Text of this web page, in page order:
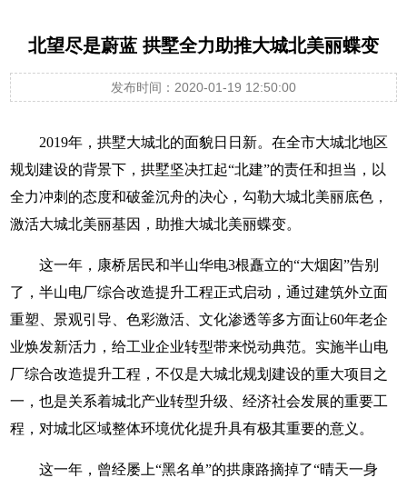
北望尽是蔚蓝 拱墅全力助推大城北美丽蝶变
发布时间：2020-01-19 12:50:00
2019年，拱墅大城北的面貌日日新。在全市大城北地区
规划建设的背景下，拱墅坚决扛起“北建”的责任和担当，以
全力冲刺的态度和破釜沉舟的决心，勾勒大城北美丽底色，
激活大城北美丽基因，助推大城北美丽蝶变。
这一年，康桥居民和半山华电3根矗立的“大烟囱”告别
了，半山电厂综合改造提升工程正式启动，通过建筑外立面
重塑、景观引导、色彩激活、文化渗透等多方面让60年老企
业焕发新活力，给工业企业转型带来悦动典范。实施半山电
厂综合改造提升工程，不仅是大城北规划建设的重大项目之
一，也是关系着城北产业转型升级、经济社会发展的重要工
程，对城北区域整体环境优化提升具有极其重要的意义。
这一年，曾经屡上“黑名单”的拱康路摘掉了“晴天一身